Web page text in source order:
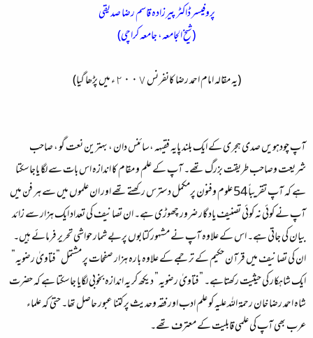
پروفیسر ڈاکٹر پیرزادہ قاسم رضا صدیقی
(شیخ الجامعہ، جامعہ کراچی)
(یہ مقالہ امام احمد رضا کانفرنس ٢٠٠٧ء میں پڑھا گیا)​
آپ چودہویں صدی ہجری کے ایک بلند پایہ فقیہہ ،سائنس دان ، بہترین نعت گو ، صاحب
شریعت وصاحب طریقت بزرگ تھے۔ آپ کے علم و مقام کا اندازہ اس بات سے لگا یاجاسکتا
ہے کہ آپ تقریباً 54 علوم وفنون پرمکمل دسترس رکھتے تھے اور ان علموں میں سے ہر فن میں
آپ نے کوئی نہ کوئی تصنیف یاد گار ضرور چھوڑی ہے۔ ان تصانیف کی تعداد ایک ہزار سے زائد
بیان کی جاتی ہے۔ اس کے علاوہ آپ نے مشہور کتابوں پربے شمار حواشی تحریر فرمائے ہیں۔
ان کی تصانیف میں قرآن حکیم کے ترجمے کے علاوہ بارہ ہزار صفحات پر مشتمل ”فتاویٰ رضویہ”
ایک شاہکار کی حیثیت رکھتاہے۔ ”فتاویٰ رضویہ” دیکھ کر یہ اندازہ بخوبی لگایا جاسکتا ہے کہ حضرت
شاہ احمد رضا خان رحمۃ اللہ علیہ کو علم ادب اور فقہ وحدیث پرکتنا عبور حاصل تھا۔ حتیٰ کہ علماء
عرب بھی آپ کی علمی قابلیت کے معترف تھے۔